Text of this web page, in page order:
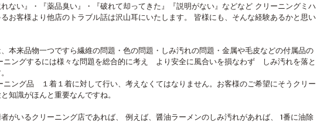
ない』・『薬品臭い』・『破れて却ってきた』『説明がない』などなど クリーニングミハ
お客様より他店のトラブル話は沢山耳にいたします。 皆様にも、そんな経験あるかと思い
本来品物一つですら繊維の問題・色の問題・しみ汚れの問題・金属や毛皮などの付属品の
ニングするには様々な問題を総合的に考え　より安全に風合いを損なわず　しみ汚れを落と
知識がほんと重要なんですね。
がいるクリーニング店であれば、 例えば、醤油ラーメンのしみ汚れがあれば、 1番に油除